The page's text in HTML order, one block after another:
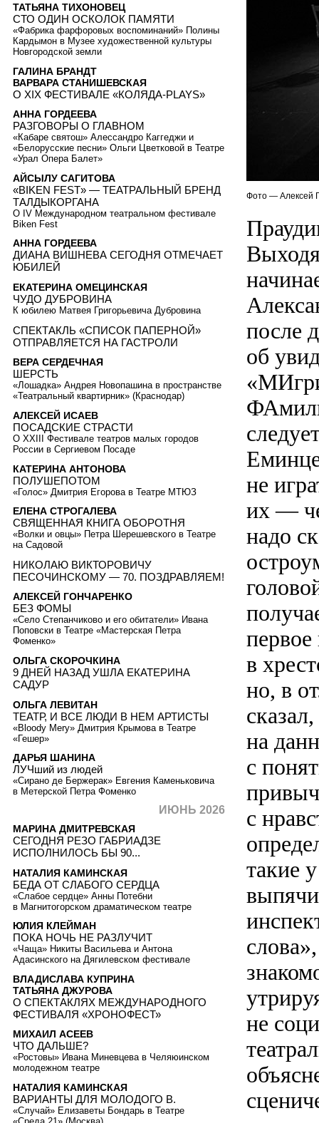
Фото — Алексей
после
об
не
их —
надо
первое
в
но, в
на
с
с
такие
не
ТАТЬЯНА ТИХОНОВЕЦ
СТО ОДИН ОСКОЛОК ПАМЯТИ
«Фабрика фарфоровых воспоминаний» Полины
Кардымон в Музее художественной культуры
Новгородской земли
ГАЛИНА БРАНДТ
ВАРВАРА СТАНИШЕВСКАЯ
О XIX ФЕСТИВАЛЕ «КОЛЯДА-PLAYS»
АННА ГОРДЕЕВА
РАЗГОВОРЫ О ГЛАВНОМ
«Кабаре святош» Алессандро Каггеджи и
«Белорусские песни» Ольги Цветковой в Театре
«Урал Опера Балет»
АЙСЫЛУ САГИТОВА
«BIKEN FEST» — ТЕАТРАЛЬНЫЙ БРЕНД
ТАЛДЫКОРГАНА
О IV Международном театральном фестивале
Biken Fest
АННА ГОРДЕЕВА
ДИАНА ВИШНЕВА СЕГОДНЯ ОТМЕЧАЕТ
ЮБИЛЕЙ
ЕКАТЕРИНА ОМЕЦИНСКАЯ
ЧУДО ДУБРОВИНА
К юбилею Матвея Григорьевича Дубровина
СПЕКТАКЛЬ «СПИСОК ПАПЕРНОЙ»
ОТПРАВЛЯЕТСЯ НА ГАСТРОЛИ
ВЕРА СЕРДЕЧНАЯ
ШЕРСТЬ
«Лошадка» Андрея Новопашина в пространстве
«Театральный квартирник» (Краснодар)
АЛЕКСЕЙ ИСАЕВ
ПОСАДСКИЕ СТРАСТИ
О XXIII Фестивале театров малых городов
России в Сергиевом Посаде
КАТЕРИНА АНТОНОВА
ПОЛУШЕПОТОМ
«Голос» Дмитрия Егорова в Театре МТЮЗ
ЕЛЕНА СТРОГАЛЕВА
СВЯЩЕННАЯ КНИГА ОБОРОТНЯ
«Волки и овцы» Петра Шерешевского в Театре
на Садовой
НИКОЛАЮ ВИКТОРОВИЧУ
ПЕСОЧИНСКОМУ — 70. ПОЗДРАВЛЯЕМ!
АЛЕКСЕЙ ГОНЧАРЕНКО
БЕЗ ФОМЫ
«Село Степанчиково и его обитатели» Ивана
Поповски в Театре «Мастерская Петра
Фоменко»
ОЛЬГА СКОРОЧКИНА
9 ДНЕЙ НАЗАД УШЛА ЕКАТЕРИНА
САДУР
ОЛЬГА ЛЕВИТАН
ТЕАТР, И ВСЕ ЛЮДИ В НЕМ АРТИСТЫ
«Bloody Mery» Дмитрия Крымова в Театре
«Гешер»
ДАРЬЯ ШАНИНА
ЛУЧший из людей
«Сирано де Бержерак» Евгения Каменьковича
в Метерской Петра Фоменко
ИЮНЬ 2026
МАРИНА ДМИТРЕВСКАЯ
СЕГОДНЯ РЕЗО ГАБРИАДЗЕ
ИСПОЛНИЛОСЬ БЫ 90...
НАТАЛИЯ КАМИНСКАЯ
БЕДА ОТ СЛАБОГО СЕРДЦА
«Слабое сердце» Анны Потебни
в Магнитогорском драматическом театре
ЮЛИЯ КЛЕЙМАН
ПОКА НОЧЬ НЕ РАЗЛУЧИТ
«Чаща» Никиты Васильева и Антона
Адасинского на Дягилевском фестивале
ВЛАДИСЛАВА КУПРИНА
ТАТЬЯНА ДЖУРОВА
О СПЕКТАКЛЯХ МЕЖДУНАРОДНОГО
ФЕСТИВАЛЯ «ХРОНОФЕСТ»
МИХАИЛ АСЕЕВ
ЧТО ДАЛЬШЕ?
«Ростовы» Ивана Миневцева в Челяюинском
молодежном театре
НАТАЛИЯ КАМИНСКАЯ
ВАРИАНТЫ ДЛЯ МОЛОДОГО В.
«Случай» Елизаветы Бондарь в Театре